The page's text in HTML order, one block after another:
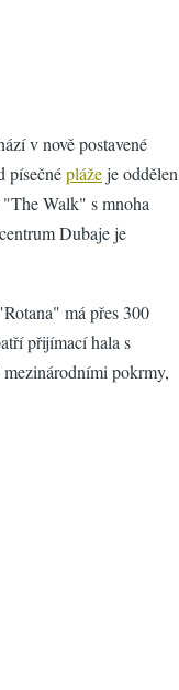
v nově postavené
písečnéplážeje oddělen
Walk" s mnoha
Dubaje je
má přes 300
přijímací hala s
pokrmy,